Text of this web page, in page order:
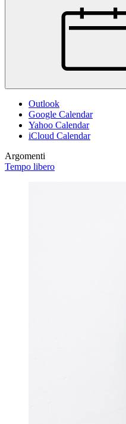
Outlook
Google Calendar
Yahoo Calendar
iCloud Calendar
Argomenti
Tempo libero